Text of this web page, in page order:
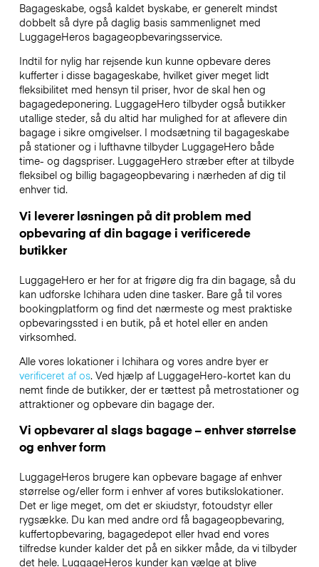
Bagageskabe, også kaldet byskabe, er generelt mindst
dobbelt så dyre på daglig basis sammenlignet med
LuggageHeros bagageopbevaringsservice.
Indtil for nylig har rejsende kun kunne opbevare deres
kufferter i disse bagageskabe, hvilket giver meget lidt
fleksibilitet med hensyn til priser, hvor de skal hen og
bagagedeponering. LuggageHero tilbyder også butikker
utallige steder, så du altid har mulighed for at aflevere din
bagage i sikre omgivelser. I modsætning til bagageskabe
på stationer og i lufthavne tilbyder LuggageHero både
time- og dagspriser. LuggageHero stræber efter at tilbyde
fleksibel og billig bagageopbevaring i nærheden af dig til
enhver tid.
Vi leverer løsningen på dit problem med
opbevaring af din bagage i verificerede
butikker
LuggageHero er her for at frigøre dig fra din bagage, så du
kan udforske Ichihara uden dine tasker. Bare gå til vores
bookingplatform og find det nærmeste og mest praktiske
opbevaringssted i en butik, på et hotel eller en anden
virksomhed.
Alle vores lokationer i Ichihara og vores andre byer er
verificeret af os. Ved hjælp af LuggageHero-kortet kan du
nemt finde de butikker, der er tættest på metrostationer og
attraktioner og opbevare din bagage der.
Vi opbevarer al slags bagage – enhver størrelse
og enhver form
LuggageHeros brugere kan opbevare bagage af enhver
størrelse og/eller form i enhver af vores butikslokationer.
Det er lige meget, om det er skiudstyr, fotoudstyr eller
rygsække. Du kan med andre ord få bagageopbevaring,
kuffertopbevaring, bagagedepot eller hvad end vores
tilfredse kunder kalder det på en sikker måde, da vi tilbyder
det hele. LuggageHeros kunder kan vælge at blive